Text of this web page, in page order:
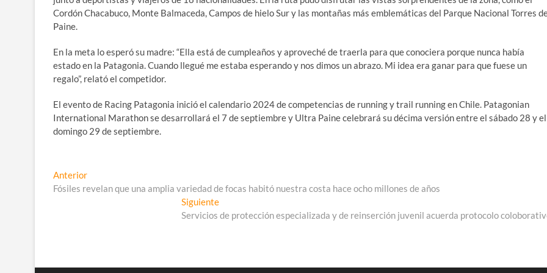
Cordón Chacabuco, Monte Balmaceda, Campos de hielo Sur y las montañas más emblemáticas del Parque Nacional Torres
Paine.
En la meta lo esperó su madre: “Ella está de cumpleaños y aproveché de traerla para que conociera porque nunca había
estado en la Patagonia. Cuando llegué me estaba esperando y nos dimos un abrazo. Mi idea era ganar para que fuese un
regalo”, relató el competidor.
El evento de Racing Patagonia inició el calendario 2024 de competencias de running y trail running en Chile. Patagonian
International Marathon se desarrollará el 7 de septiembre y Ultra Paine celebrará su décima versión entre el sábado 28 y el
domingo 29 de septiembre.
Navegación
de
AnteriorEntrada
anterior:
Fósiles revelan que una amplia variedad de focas habitó nuestra costa hace ocho millones de años
SiguienteEntrada
siguiente:
Servicios de protección especializada y de reinserción juvenil acuerda protocolo